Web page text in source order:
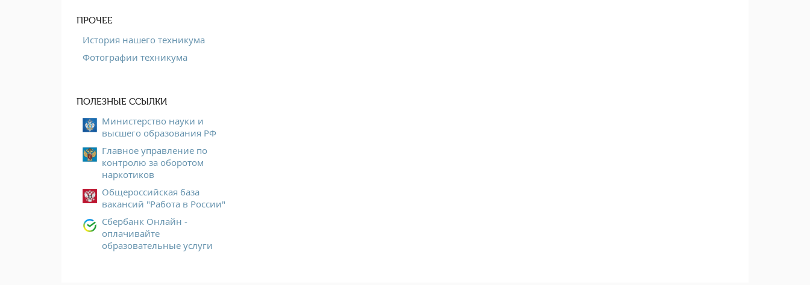
ПРОЧЕЕ
История нашего техникума
Фотографии техникума
ПОЛЕЗНЫЕ ССЫЛКИ
Министерство науки и
высшего образования РФ
Главное управление по
контролю за оборотом
наркотиков
Общероссийская база
вакансий "Работа в России"
Сбербанк Онлайн -
оплачивайте
образовательные услуги